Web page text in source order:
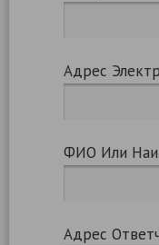
Адрес
ФИО Или
Адрес